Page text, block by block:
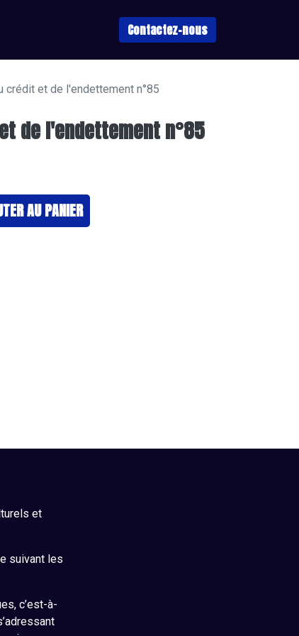
Contactez-nous
crédit et de l'endettement n°85
de l'endettement n°85
​AU PANIER
et
suivant les
c’est-à-